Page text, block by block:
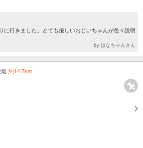
に行きました。とても優しいおじいちゃんが色々説明
by はなちゃんさん
離 約14.7km